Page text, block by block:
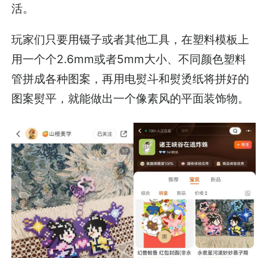
活。
玩家们只要用镊子或者其他工具，在塑料模板上
用一个个2.6mm或者5mm大小、不同颜色塑料
管拼成各种图案，再用电熨斗和熨烫纸将拼好的
图案熨平，就能做出一个像素风的平面装饰物。